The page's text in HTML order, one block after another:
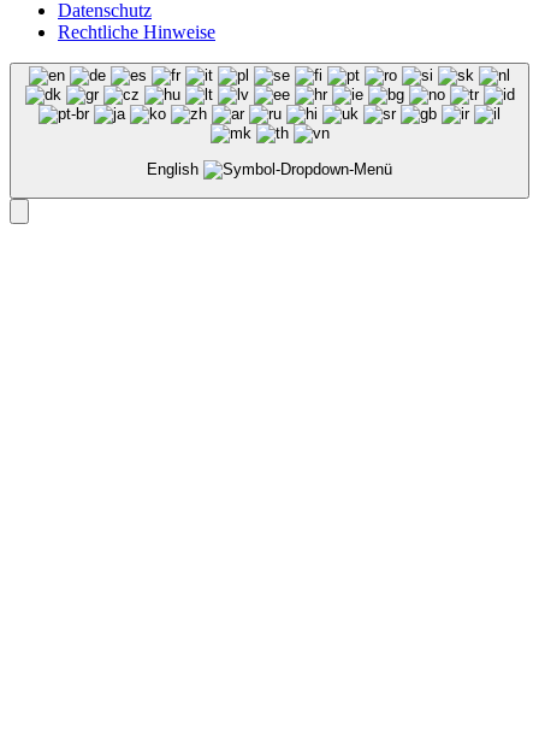
Datenschutz
Rechtliche Hinweise
English